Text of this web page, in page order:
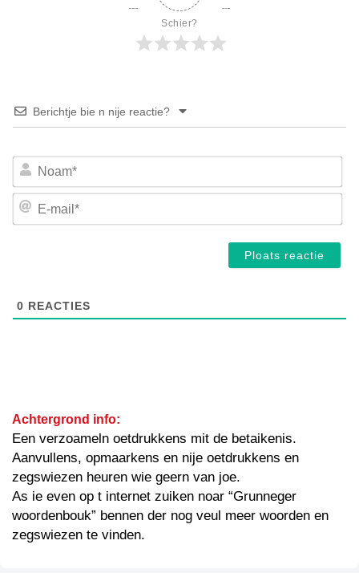
Schier?
Berichtje bie n nije reactie?
E-
0 REACTIES
Achtergrond info:
Een verzoameln oetdrukkens mit de betaikenis.
Aanvullens, opmaarkens en nije oetdrukkens en
zegswiezen heuren wie geern van joe.
As ie even op t internet zuiken noar “Grunneger
woordenbouk” bennen der nog veul meer woorden en
zegswiezen te vinden.